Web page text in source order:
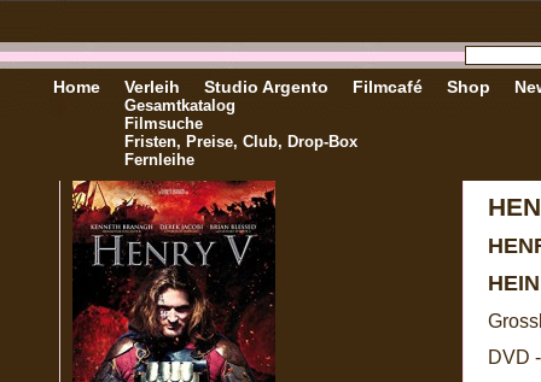
Home Verleih
Gesamtkatalog
Filmsuche
Fristen, Preise, Club, Drop-Box
Fernleihe
Studio Argento Filmcafé Shop
DVD